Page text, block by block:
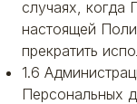
случаях, когда
настоящей
прекратить
1.6
Персональных